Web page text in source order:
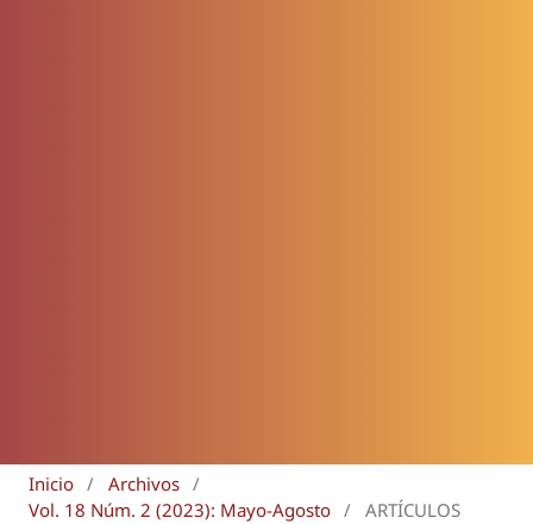
Inicio / Archivos /
Vol. 18 Núm. 2 (2023): Mayo-Agosto / ARTÍCULOS